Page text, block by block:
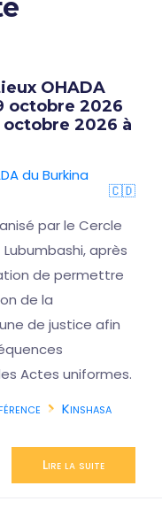
OHADA
octobre 2026
octobre 2026 à
du Burkina
🇨🇩
par le Cercle
Lubumbashi, après
de permettre
de la
de justice afin
Actes uniformes.
Kinshasa
Lire la suite